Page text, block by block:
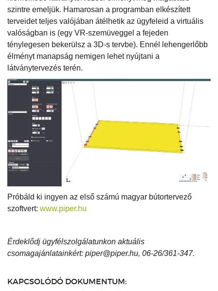
szintre emeljük. Hamarosan a programban elkészített
terveidet teljes valójában átélhetik az ügyfeleid a virtuális
valóságban is (egy VR-szemüveggel a fejeden
ténylegesen bekerülsz a 3D-s tervbe). Ennél lehengerlőbb
élményt manapság nemigen lehet nyújtani a
látványtervezés terén.
Próbáld ki ingyen az első számú magyar bútortervező
szoftvert: www.piper.hu
Érdeklődj ügyfélszolgálatunkon aktuális
csomagajánlatainkért: piper@piper.hu, 06-26/361-347.
KAPCSOLÓDÓ DOKUMENTUM: